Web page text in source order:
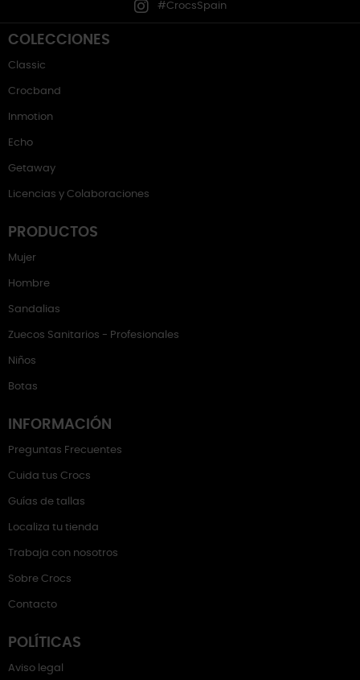
#CrocsSpain
COLECCIONES
Classic
Crocband
Inmotion
Echo
Getaway
Licencias y Colaboraciones
PRODUCTOS
Mujer
Hombre
Sandalias
Zuecos Sanitarios - Profesionales
Niños
Botas
INFORMACIÓN
Preguntas Frecuentes
Cuida tus Crocs
Guías de tallas
Localiza tu tienda
Trabaja con nosotros
Sobre Crocs
Contacto
POLÍTICAS
Aviso legal